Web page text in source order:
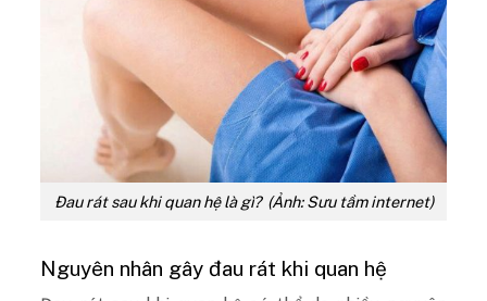
Đau rát sau khi quan hệ là gì? (Ảnh: Sưu tầm internet)
Nguyên nhân gây đau rát khi quan hệ